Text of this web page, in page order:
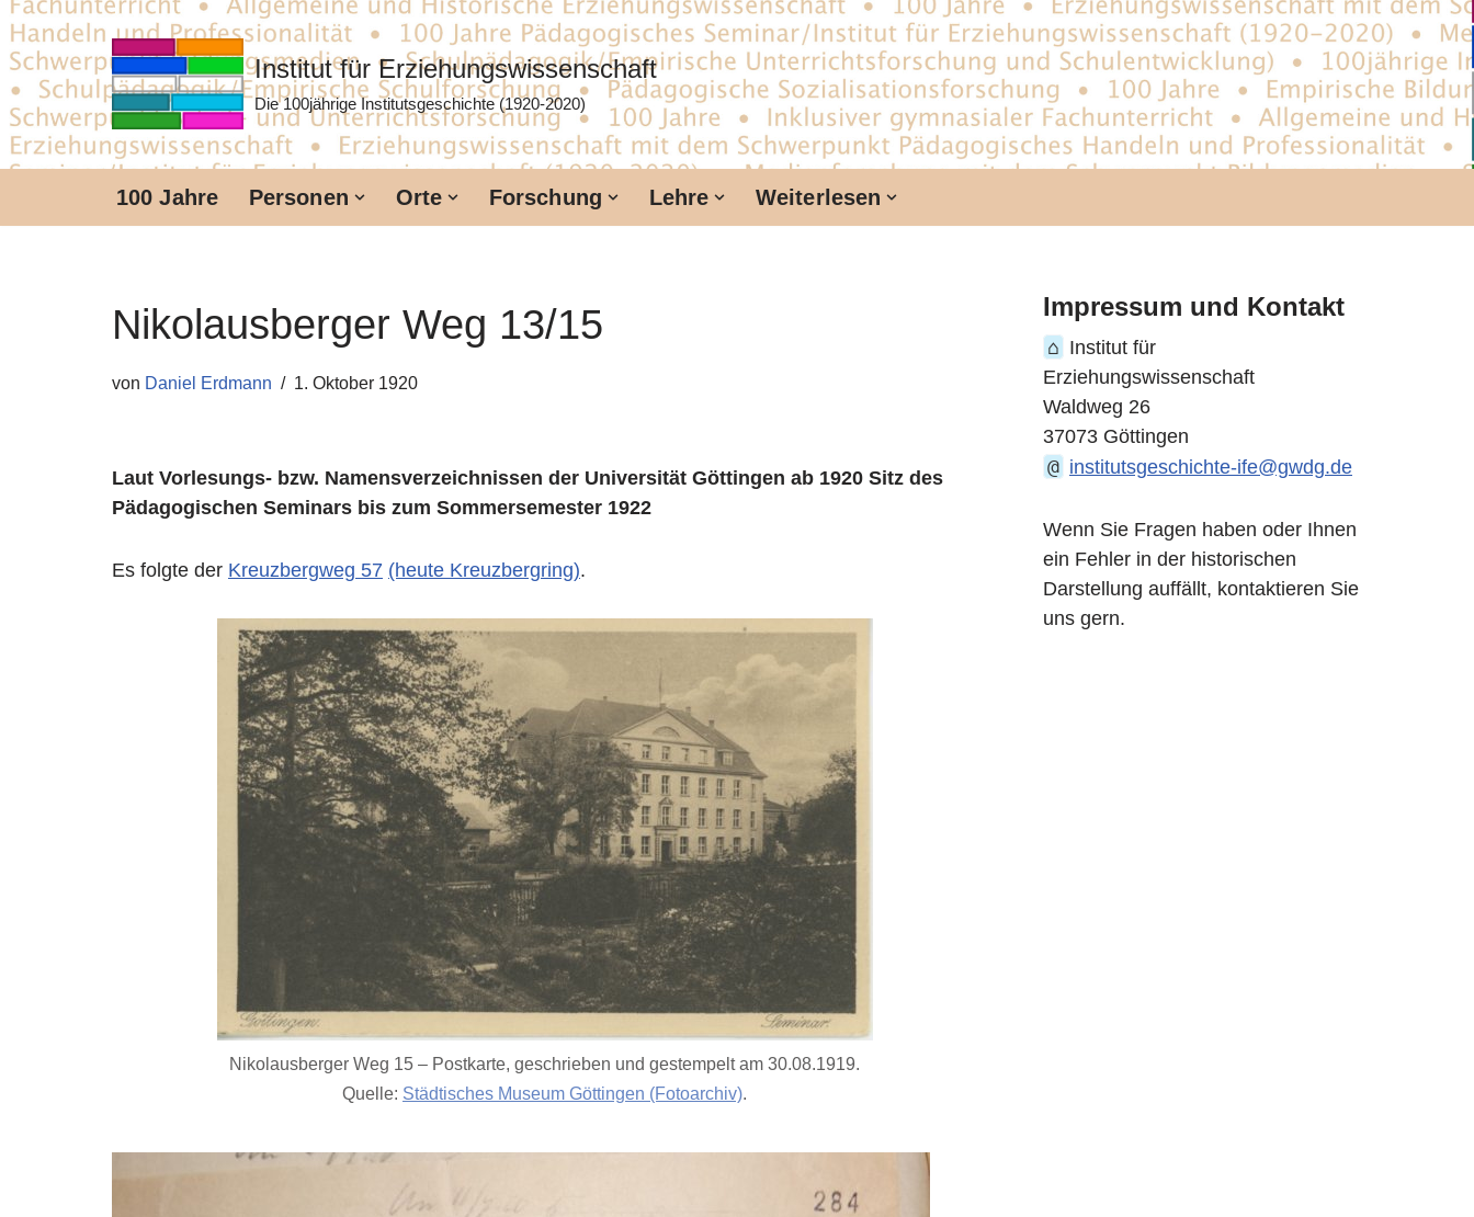
Zum
Inhalt
springen
Institut für Erziehungswissenschaft
Die 100jährige Institutsgeschichte (1920-2020)
100 Jahre Personen Orte Forschung Lehre Weiterlesen
Nikolausberger Weg 13/15
von Daniel Erdmann 1. Oktober 1920
Laut Vorlesungs- bzw. Namensverzeichnissen der Universität Göttingen ab 1920 Sitz des
Pädagogischen Seminars bis zum Sommersemester 1922
Es folgte der Kreuzbergweg 57 (heute Kreuzbergring).
Nikolausberger Weg 15 – Postkarte, geschrieben und gestempelt am 30.08.1919.
Quelle: Städtisches Museum Göttingen (Fotoarchiv).
Impressum und Kontakt
⌂ Institut für
Erziehungswissenschaft
Waldweg 26
37073 Göttingen
@ institutsgeschichte-ife@gwdg.de
Wenn Sie Fragen haben oder Ihnen
ein Fehler in der historischen
Darstellung auffällt, kontaktieren Sie
uns gern.